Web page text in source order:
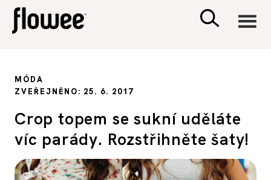
PSYCHOLOGIE
RODINA A DĚTI
MÓDA
ZVEŘEJNĚNO: 25. 6. 2017
Crop topem se sukní uděláte
víc parády. Rozstřihněte šaty!